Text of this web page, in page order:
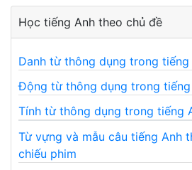
Học tiếng Anh theo chủ đề
Danh từ thông dụng trong tiếng
Động từ thông dụng trong tiếng
Tính từ thông dụng trong tiếng
Từ vựng và mẫu câu tiếng Anh
chiếu phim